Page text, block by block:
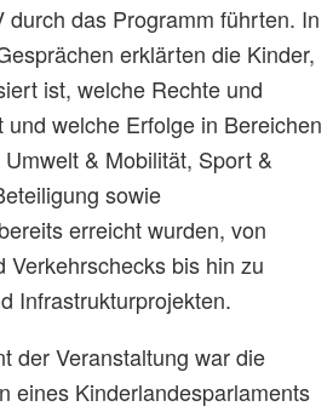
durch das Programm führten. In
erklärten die Kinder,
ist, welche Rechte und
welche Erfolge in Bereichen
& Mobilität, Sport &
sowie
erreicht wurden, von
Verkehrschecks bis hin zu
Infrastrukturprojekten.
der Veranstaltung war die
eines Kinderlandesparlaments